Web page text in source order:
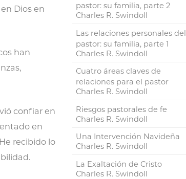
Dios en
han
confiar en
en
recibido lo
pastor: su familia, parte 2
Charles R. Swindoll
Las relaciones personales del
pastor: su familia, parte 1
Charles R. Swindoll
Cuatro áreas claves de
relaciones para el pastor
Charles R. Swindoll
Riesgos pastorales de fe
Charles R. Swindoll
Una Intervención Navideña
Charles R. Swindoll
La Exaltación de Cristo
Charles R. Swindoll